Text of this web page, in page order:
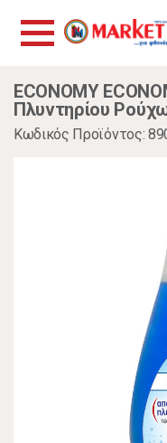
ECONOMY
Πλυντηρίου
Κωδικός Προϊόντος: